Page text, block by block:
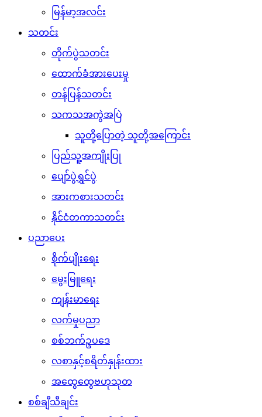
မြန်မာ့အလင်း
သတင်း
တိုက်ပွဲသတင်း
ထောက်ခံအားပေးမှု
တန်ပြန်သတင်း
သကသအကွဲအပြဲ
သူတို့ပြောတဲ့ သူတို့အကြောင်း
ပြည်သူ့အကျိုးပြု
ပျော်ပွဲရွှင်ပွဲ
အားကစားသတင်း
နိုင်ငံတကာသတင်း
ပညာပေး
စိုက်ပျိုးရေး
မွေးမြူရေး
ကျန်းမာရေး
လက်မှုပညာ
စစ်ဘက်ဥပဒေ
လစာနှင့်စရိတ်နှုန်းထား
အထွေထွေဗဟုသုတ
စစ်ချီသီချင်း